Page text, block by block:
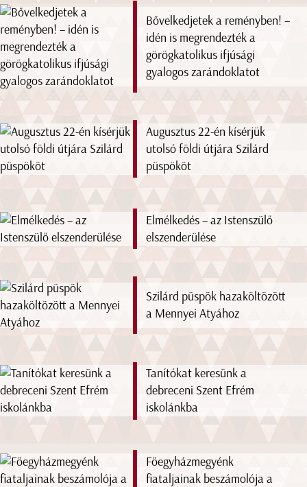
Bővelkedjetek a reményben! –
idén is megrendezték a
görögkatolikus ifjúsági
gyalogos zarándoklatot
Augusztus 22-én kísérjük
utolsó földi útjára Szilárd
püspököt
Elmélkedés – az Istenszülő
elszenderülése
Szilárd püspök hazaköltözött
a Mennyei Atyához
Tanítókat keresünk a
debreceni Szent Efrém
iskolánkba
Főegyházmegyénk
fiataljainak beszámolója a